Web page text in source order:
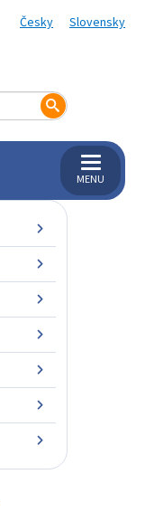
Česky Slovensky
MENU